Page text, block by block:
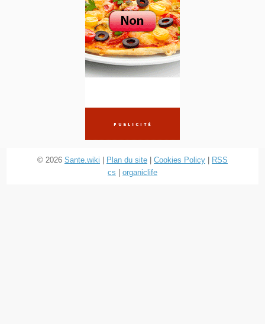
© 2026 Sante.wiki Plan du site Cookies Policy
RSS
cs
organiclife